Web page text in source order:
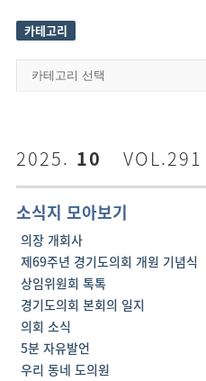
카테고리
카
2025. 10 VOL.291
소식지 모아보기
의장 개회사
제69주년 경기도의회 개원 기념식
상임위원회 톡톡
경기도의회 본회의 일지
의회 소식
5분 자유발언
우리 동네 도의원